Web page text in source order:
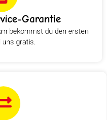
Garantie
bekommst du den ersten
uns gratis.